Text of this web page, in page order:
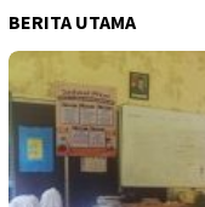
BERITA UTAMA